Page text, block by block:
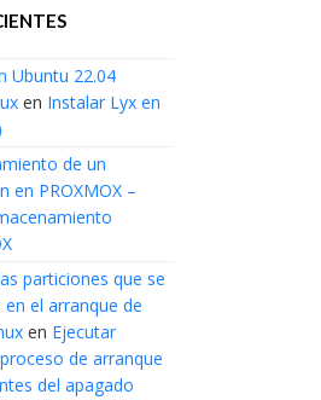
Ubuntu 22.04
en Instalar Lyx en
de un
en PROXMOX –
particiones que se
el arranque de
en Ejecutar
de arranque
del apagado